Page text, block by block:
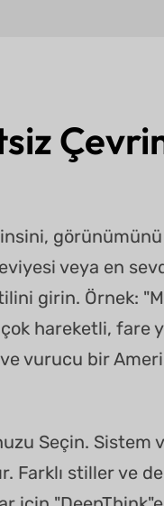
veya en
girin. Örnek:
hareketli, fare
ve vurucu bir
Seçin. Sistem
Farklı stiller ve